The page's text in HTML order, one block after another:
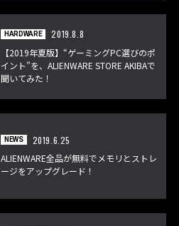
HARDWARE
2019.8.8
【2019年夏版】“ゲーミングPC選びのポ
イント”を、ALIENWARE STORE AKIBAで
聞いてみた！
NEWS
2019.6.25
ALIENWARE全品が無料でメモリとストレ
ージをアップグレード！